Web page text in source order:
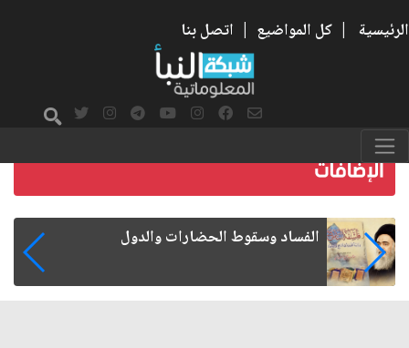
الرئيسية | كل المواضيع | اتصل بنا
رواتب الموظفين على صفيح ساخن